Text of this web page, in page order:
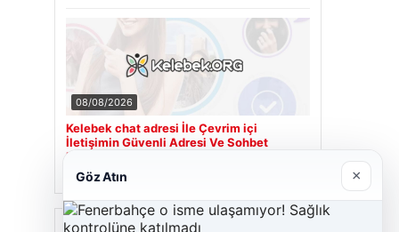
08/08/2026
Kelebek chat adresi İle Çevrim içi
İletişimin Güvenli Adresi Ve Sohbet
Deneyimi
Son Eklenen Firmalar
Göz Atın ×